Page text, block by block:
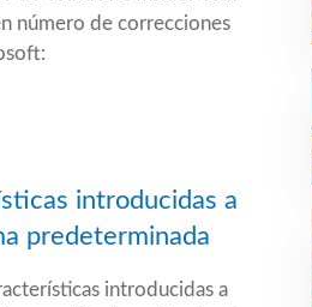
número de correcciones
introducidas a
predeterminada
introducidas a